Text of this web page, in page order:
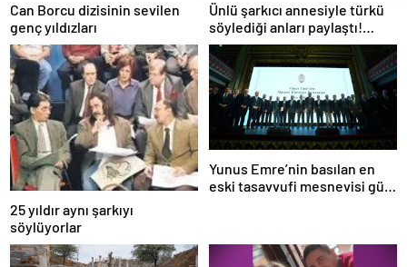
Can Borcu dizisinin sevilen
genç yıldızları
Ünlü şarkıcı annesiyle türkü
söylediği anları paylaştı!
Sosyal medya yıkıldı…
25 yıldır aynı şarkıyı
söylüyorlar
Yunus Emre’nin basılan en
eski tasavvufi mesnevisi gün